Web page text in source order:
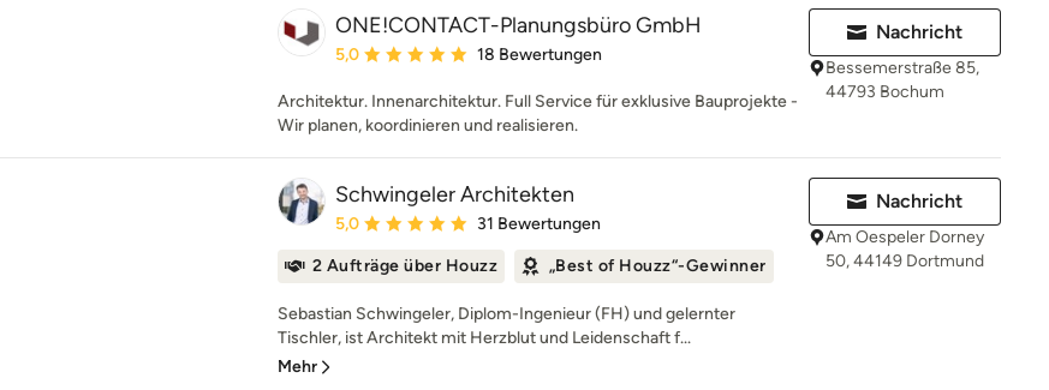
ONE!CONTACT-Planungsbüro GmbH
Durchschnittliche Bewertung: 5 von 5 Sternen
5,0 18 Bewertungen
Architektur. Innenarchitektur. Full Service für exklusive Bauprojekte -
Wir planen, koordinieren und realisieren.
Nachricht
Bessemerstraße 85,
44793 Bochum
Schwingeler Architekten
Durchschnittliche Bewertung: 5 von 5 Sternen
5,0 31 Bewertungen
2 Aufträge über Houzz „Best of Houzz“-Gewinner
Sebastian Schwingeler, Diplom-Ingenieur (FH) und gelernter
Tischler, ist Architekt mit Herzblut und Leidenschaft f...
Mehr
Nachricht
Am Oespeler Dorney
50, 44149 Dortmund